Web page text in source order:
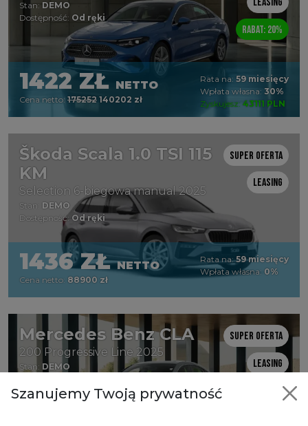
Stan: DEMO
Dostępność: Od ręki
Rabat: 20%
1422 ZŁNETTO
Cena netto: 175252 140202 zł
Rata na: 59 miesięcy
Wpłata własna: 30%
Zyskujesz: 43111 PLN
Škoda Scala 1.0 TSI 115
KM
Selection 6-biegowa manual 2025
Stan: DEMO
Dostępność: Od ręki
Super oferta
Leasing
1436 ZŁNETTO
Cena netto: 88900 zł
Rata na:59 miesięcy
Wpłata własna: 0%
Mercedes Benz CLA
200 Progressive Line 2025
Stan: DEMO
Super oferta
Leasing
Szanujemy Twoją prywatność